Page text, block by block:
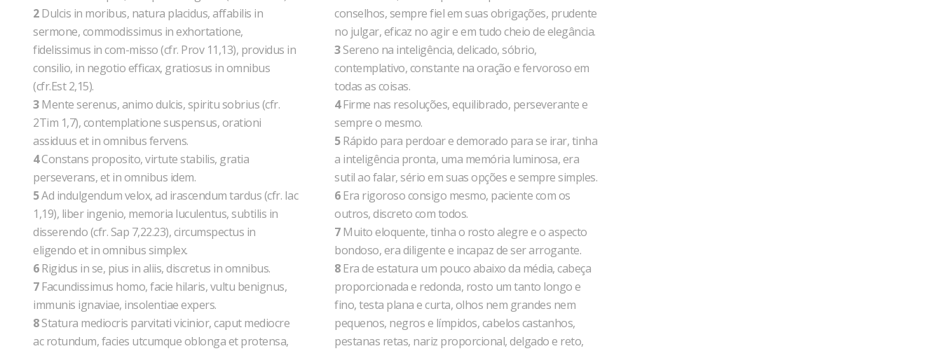
2Dulcis in moribus, natura placidus, affabilis in
sermone, commodissimus in exhortatione,
fidelissimus in com-misso (cfr. Prov 11,13), providus in
consilio, in negotio efficax, gratiosus in omnibus
(cfr.Est 2,15).
3Mente serenus, animo dulcis, spiritu sobrius (cfr.
2Tim 1,7), contemplatione suspensus, orationi
assiduus et in omnibus fervens.
4Constans proposito, virtute stabilis, gratia
perseverans, et in omnibus idem.
5Ad indulgendum velox, ad irascendum tardus (cfr. Iac
1,19), liber ingenio, memoria luculentus, subtilis in
disserendo (cfr. Sap 7,22.23), circumspectus in
eligendo et in omnibus simplex.
6Rigidus in se, pius in aliis, discretus in omnibus.
7Facundissimus homo, facie hilaris, vultu benignus,
immunis ignaviae, insolentiae expers.
8Statura mediocris parvitati vicinior, caput mediocre
ac rotundum, facies utcumque oblonga et protensa,
conselhos, sempre fiel em suas obrigações, prudente
no julgar, eficaz no agir e em tudo cheio de elegância.
3Sereno na inteligência, delicado, sóbrio,
contemplativo, constante na oração e fervoroso em
todas as coisas.
4Firme nas resoluções, equilibrado, perseverante e
sempre o mesmo.
5Rápido para perdoar e demorado para se irar, tinha
a inteligência pronta, uma memória luminosa, era
sutil ao falar, sério em suas opções e sempre simples.
6Era rigoroso consigo mesmo, paciente com os
outros, discreto com todos.
7Muito eloquente, tinha o rosto alegre e o aspecto
bondoso, era diligente e incapaz de ser arrogante.
8Era de estatura um pouco abaixo da média, cabeça
proporcionada e redonda, rosto um tanto longo e
fino, testa plana e curta, olhos nem grandes nem
pequenos, negros e límpidos, cabelos castanhos,
pestanas retas, nariz proporcional, delgado e reto,